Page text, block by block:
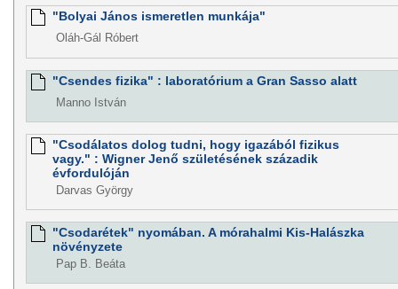
"Bolyai János ismeretlen munkája"
Oláh-Gál Róbert
"Csendes fizika" : laboratórium a Gran Sasso alatt
Manno István
"Csodálatos dolog tudni, hogy igazából fizikus
vagy." : Wigner Jenő születésének századik
évfordulóján
Darvas György
"Csodarétek" nyomában. A mórahalmi Kis-Halászka
növényzete
Pap B. Beáta